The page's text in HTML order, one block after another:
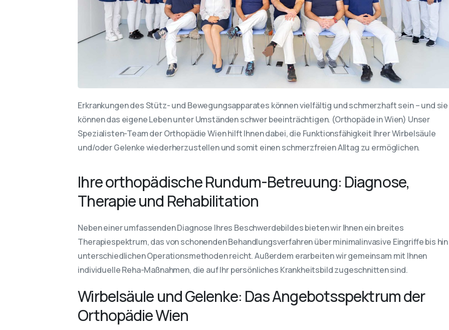
Erkrankungen des Stütz- und Bewegungsapparates können vielfältig und schmerzhaft sein – und sie
können das eigene Leben unter Umständen schwer beeinträchtigen. (Orthopäde in Wien) Unser
Spezialisten-Team der Orthopädie Wien hilft Ihnen dabei, die Funktionsfähigkeit Ihrer Wirbelsäule
und/oder Gelenke wiederherzustellen und somit einen schmerzfreien Alltag zu ermöglichen.
Ihre orthopädische Rundum-Betreuung: Diagnose,
Therapie und Rehabilitation
Neben einer umfassenden Diagnose Ihres Beschwerdebildes bieten wir Ihnen ein breites
Therapiespektrum, das von schonenden Behandlungsverfahren über minimalinvasive Eingriffe bis
unterschiedlichen Operationsmethoden reicht. Außerdem erarbeiten wir gemeinsam mit Ihnen
individuelle Reha-Maßnahmen, die auf Ihr persönliches Krankheitsbild zugeschnitten sind.
Wirbelsäule und Gelenke: Das Angebotsspektrum der
Orthopädie Wien